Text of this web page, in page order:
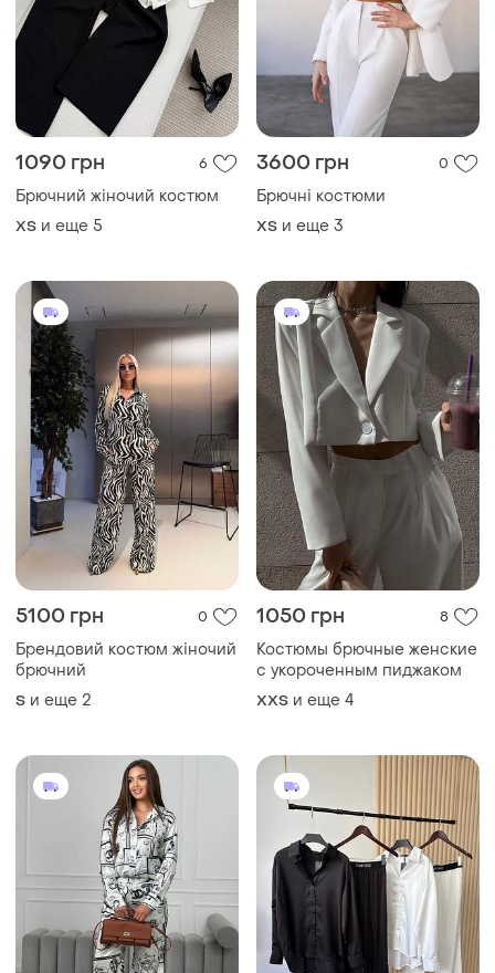
1090 грн 6
Брючний жіночий костюм
и еще
3600 грн 0
Брючні костюми
ХS и еще
5100 грн 0
Брендовий костюм жіночий
брючний
S и еще 2
1050 грн 8
Костюмы брючные женские
с укороченным пиджаком
XХS и еще 4
6000 грн 3820 грн